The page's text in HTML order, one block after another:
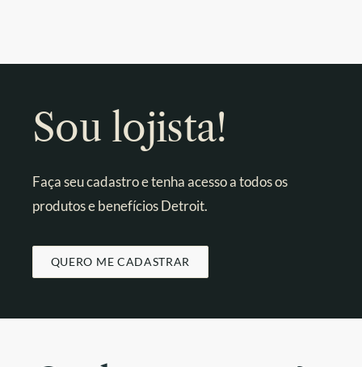
Sou lojista!
Faça seu cadastro e tenha acesso a todos os
produtos e benefícios Detroit.
QUERO ME CADASTRAR